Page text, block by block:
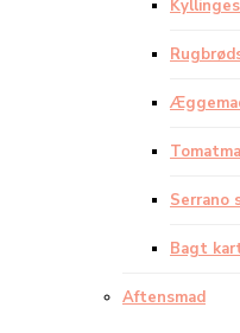
Serrano
Bagt
Aftensmad